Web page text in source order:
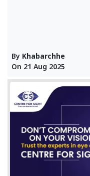
By Khabarchhe
On 21 Aug 2025